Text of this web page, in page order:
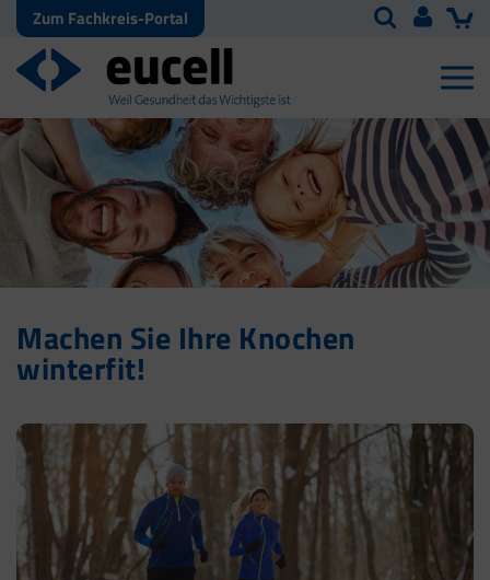
Zum Fachkreis-Portal
Machen Sie Ihre Knochen
winterfit!